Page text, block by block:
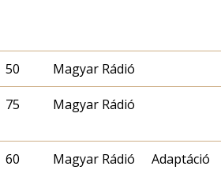
50 Magyar Rádió
75 Magyar Rádió
60 Magyar Rádió Adaptáció